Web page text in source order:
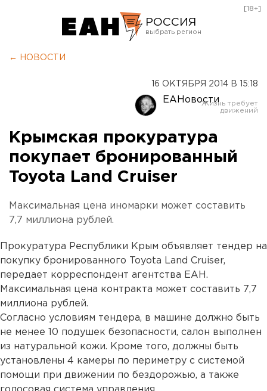
РОССИЯ
Оренбург
[18+]
← НОВОСТИ
16 ОКТЯБРЯ 2014 В 15:18
ЕАНовости
Крымская прокуратура
покупает бронированный
Toyota Land Cruiser
Максимальная цена иномарки может составить
7,7 миллиона рублей.
Прокуратура Республики Крым объявляет тендер на
покупку бронированного Toyota Land Cruiser,
передает корреспондент агентства ЕАН.
Максимальная цена контракта может составить 7,7
миллиона рублей.
Согласно условиям тендера, в машине должно быть
не менее 10 подушек безопасности, салон выполнен
из натуральной кожи. Кроме того, должны быть
установлены 4 камеры по периметру с системой
помощи при движении по бездорожью, а также